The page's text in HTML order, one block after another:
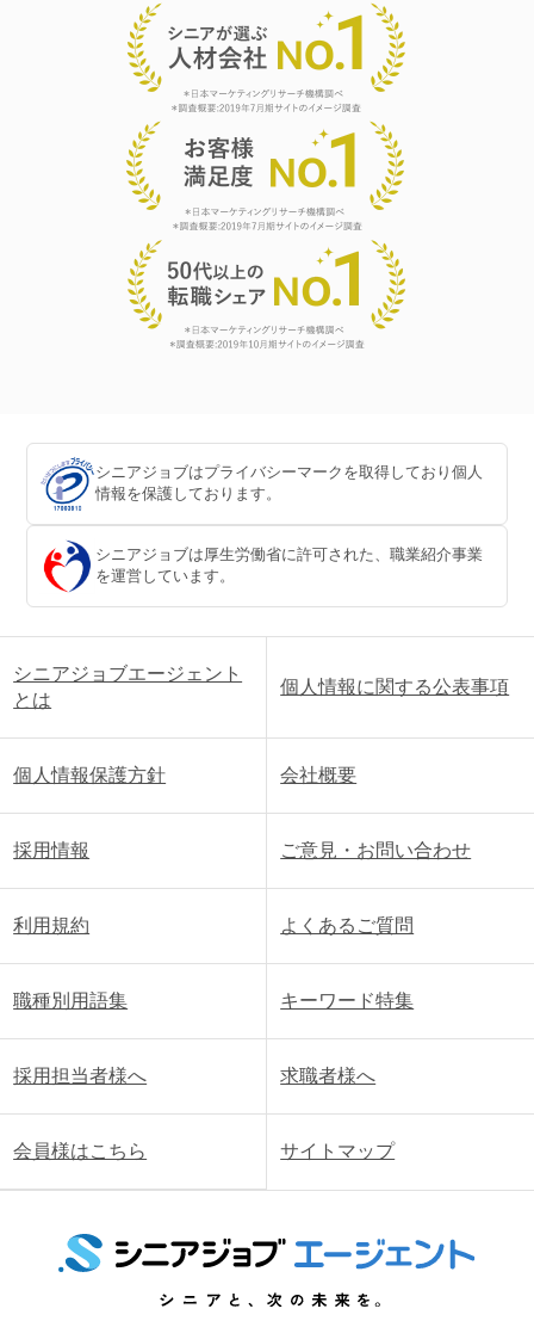
シニアジョブはプライバシーマークを取得しており個人
情報を保護しております。
シニアジョブは厚生労働省に許可された、職業紹介事業
を運営しています。
シニアジョブエージェント
とは
個人情報に関する公表事項
個人情報保護方針 会社概要
採用情報 ご意見・お問い合わせ
利用規約 よくあるご質問
職種別用語集 キーワード特集
採用担当者様へ 求職者様へ
会員様はこちら サイトマップ